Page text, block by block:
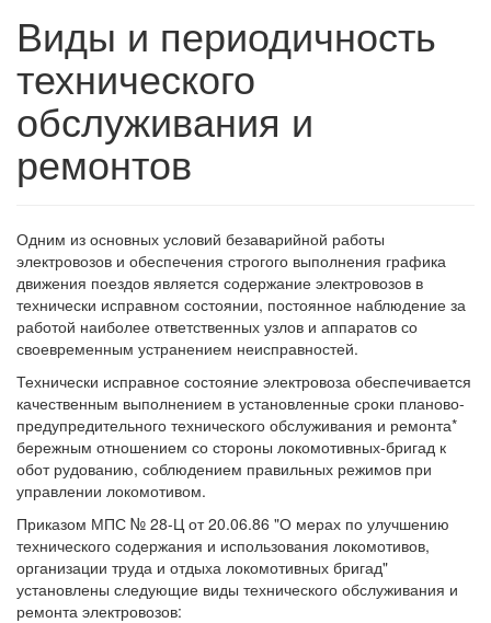
Виды и периодичность
технического
обслуживания и
ремонтов
Одним из основных условий безаварийной работы
электровозов и обеспечения строгого выполнения графика
движения поездов является содержание электровозов в
технически исправном состоянии, постоянное наблюдение за
работой наиболее ответственных узлов и аппаратов со
своевременным устранением неисправностей.
Технически исправное состояние электровоза обеспечивается
качественным выполнением в установленные сроки планово-
предупредительного технического обслуживания и ремонта*
бережным отношением со стороны локомотивных-бригад к
обот рудованию, соблюдением правильных режимов при
управлении локомотивом.
Приказом МПС № 28-Ц от 20.06.86 "О мерах по улучшению
технического содержания и использования локомотивов,
организации труда и отдыха локомотивных бригад"
установлены следующие виды технического обслуживания и
ремонта электровозов: